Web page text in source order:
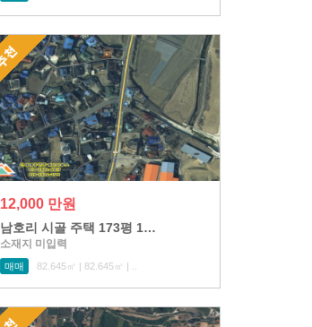
12,000 만원
남호리 시골 주택 173평 1…
소재지 미입력
매매 82.645㎡ | 82.645㎡ | ..